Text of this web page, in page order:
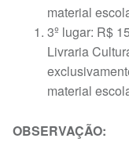
material
3º lugar: R$
Livraria
material
OBSERVAÇÃO: